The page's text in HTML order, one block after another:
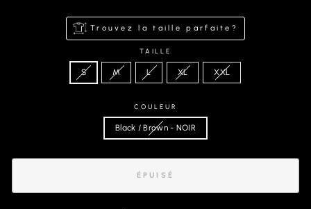
Trouvez la taille parfaite?
TAILLE
S M L XL XXL
COULEUR
Black / Brown - NOIR
ÉPUISÉ